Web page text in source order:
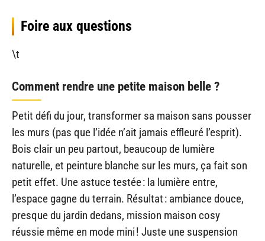
Foire aux questions
\t
Comment rendre une petite maison belle ?
Petit défi du jour, transformer sa maison sans pousser
les murs (pas que l’idée n’ait jamais effleuré l’esprit).
Bois clair un peu partout, beaucoup de lumière
naturelle, et peinture blanche sur les murs, ça fait son
petit effet. Une astuce testée : la lumière entre,
l’espace gagne du terrain. Résultat : ambiance douce,
presque du jardin dedans, mission maison cosy
réussie même en mode mini ! Juste une suspension